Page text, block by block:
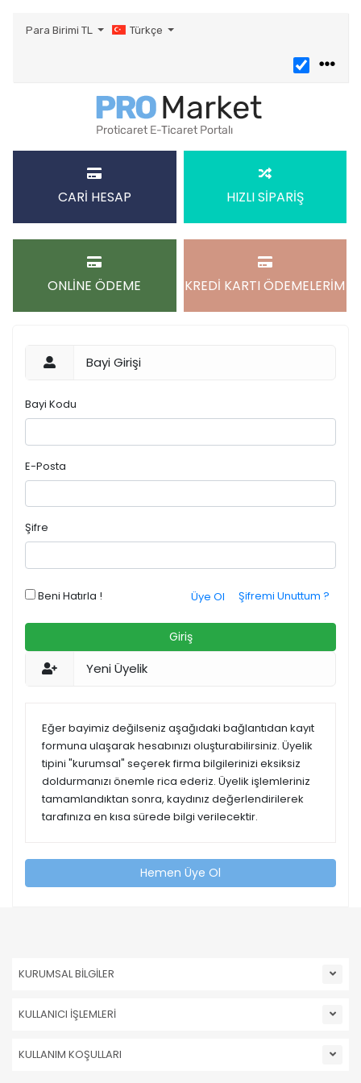
Para Birimi TL Türkçe
CARİ HESAP HIZLI SİPARİŞ
ONLİNE ÖDEME KREDİ KARTI ÖDEMELERİM
Bayi Girişi
Bayi Kodu
E-Posta
Şifre
Beni Hatırla ! Şifremi Unuttum ?
Üye Ol
Giriş
Yeni Üyelik
Eğer bayimiz değilseniz aşağıdaki bağlantıdan kayıt
formuna ulaşarak hesabınızı oluşturabilirsiniz. Üyelik
tipini "kurumsal" seçerek firma bilgilerinizi eksiksiz
doldurmanızı önemle rica ederiz. Üyelik işlemleriniz
tamamlandıktan sonra, kaydınız değerlendirilerek
tarafınıza en kısa sürede bilgi verilecektir.
Hemen Üye Ol
KURUMSAL BİLGİLER
KULLANICI İŞLEMLERİ
KULLANIM KOŞULLARI